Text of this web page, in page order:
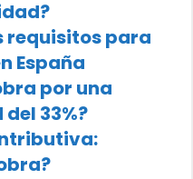
requisitos para
España
por una
33%?